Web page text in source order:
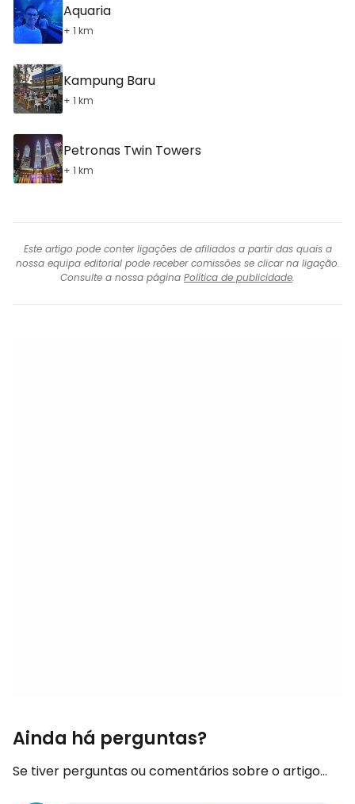
Aquaria
+ 1 km
Kampung Baru
+ 1 km
Petronas Twin Towers
+ 1 km
Este artigo pode conter ligações de afiliados a partir das quais a
nossa equipa editorial pode receber comissões se clicar na ligação.
Consulte a nossa página Política de publicidade.
Ainda há perguntas?
Se tiver perguntas ou comentários sobre o artigo...